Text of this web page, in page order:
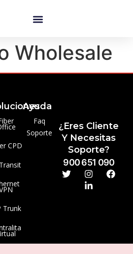
Wholesale
CPD
Trunk
Ayuda
Faq
Soporte
¿Eres Cliente
Y Necesitas
Soporte?
900 651 090